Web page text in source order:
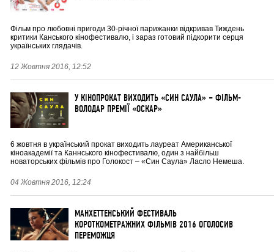
Фільм про любовні пригоди 30-річної парижанки відкривав Тиждень
критики Канського кінофестивалю, і зараз готовий підкорити серця
українських глядачів.
12 Жовтня 2016, 12:52
У КІНОПРОКАТ ВИХОДИТЬ «СИН САУЛА» – ФІЛЬМ-
ВОЛОДАР ПРЕМІЇ «ОСКАР»
6 жовтня в український прокат виходить лауреат Американської
кіноакадемії та Каннського кінофестивалю, один з найбільш
новаторських фільмів про Голокост – «Син Саула» Ласло Немеша.
04 Жовтня 2016, 12:24
МАНХЕТТЕНСЬКИЙ ФЕСТИВАЛЬ
КОРОТКОМЕТРАЖНИХ ФІЛЬМІВ 2016 ОГОЛОСИВ
ПЕРЕМОЖЦЯ